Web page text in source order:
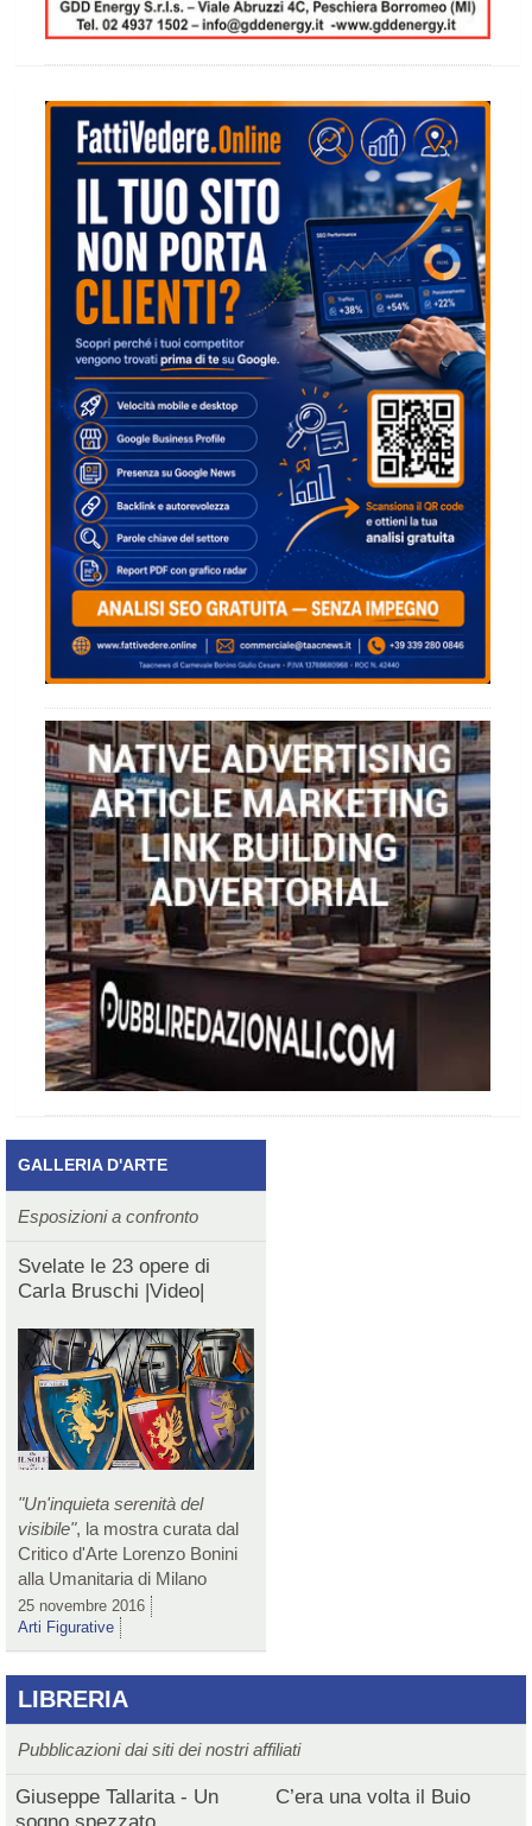
GALLERIA D'ARTE
Esposizioni a confronto
Svelate le 23 opere di
Carla Bruschi |Video|
"Un'inquieta serenità del
visibile", la mostra curata dal
Critico d'Arte Lorenzo Bonini
alla Umanitaria di Milano
25 novembre 2016
Arti Figurative
LIBRERIA
Pubblicazioni dai siti dei nostri affiliati
Giuseppe Tallarita - Un
C’era una volta il Buio